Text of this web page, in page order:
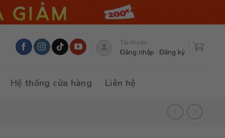
Tài khoản
Đăng nhập Đăng ký
Hệ thống cửa hàng Liên hệ